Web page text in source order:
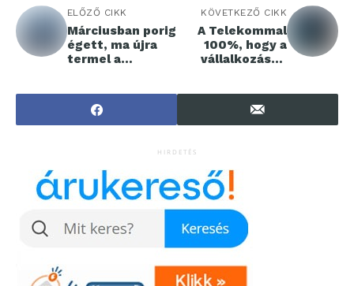
ELŐZŐ CIKK
Márciusban porig
égett, ma újra
termel a
gozó
KÖVETKEZŐ CIKK
A Telekommal
100%, hogy a
vállalkozásod
HIRDETÉS